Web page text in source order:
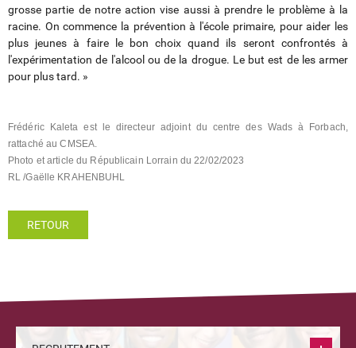
grosse partie de notre action vise aussi à prendre le problème à la
racine. On commence la prévention à l'école primaire, pour aider les
plus jeunes à faire le bon choix quand ils seront confrontés à
l'expérimentation de l'alcool ou de la drogue. Le but est de les armer
pour plus tard. »
Frédéric Kaleta est le directeur adjoint du centre des Wads à Forbach,
rattaché au CMSEA.
Photo et article du Républicain Lorrain du 22/02/2023
RL /Gaëlle KRAHENBUHL
RETOUR